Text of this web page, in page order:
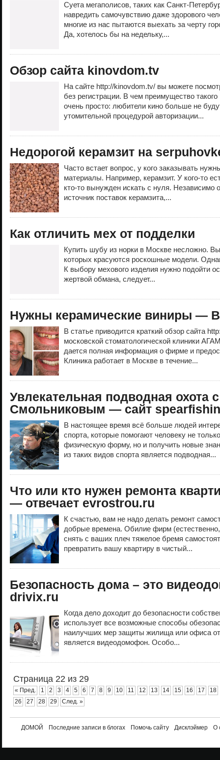
Суета мегаполисов, таких как Санкт-
навредить самочувствию даже здорового
многие из нас пытаются выехать за черту
Да, хотелось бы на недельку,...
Обзор сайта kinovdom.tv
На сайте http://kinovdom.tv/ вы можете
без регистрации. В чем преимущество
очень просто: любители кино больше не
утомительной процедурой авторизации...
Недорогой керамзит на
Часто встает вопрос, у кого заказывать
материалы. Например, керамзит. У кого-то
кто-то вынужден искать с нуля. Независимо
источник поставок керамзита,...
Как отличить мех от подделки
Купить шубу из норки в Москве несложно.
которых красуются роскошные модели.
К выбору мехового изделия нужно подойти
жертвой обмана, следует...
Нужны керамические виниры —
В статье приводится краткий обзор сайта
московской стоматологической клиники
дается полная информация о фирме и
Клиника работает в Москве в течение...
Увлекательная подводная охота
Смольниковым — сайт
В настоящее время всё больше людей
спорта, которые помогают человеку не
физическую форму, но и получить новые
из таких видов спорта является подводная...
Что или кто нужен ремонта
— отвечает evrostrou.ru
К счастью, вам не надо делать ремонт
добрые времена. Обилие фирм
снять с ваших плеч тяжелое бремя
превратить вашу квартиру в чистый...
Безопасность дома – это
drivix.ru
Когда дело доходит до безопасности
использует все возможные способы
наилучших мер защиты жилища или офиса
является видеодомофон. Особо...
Страница 22 из 29
« Пред. 1 2 3 4 5 6 7 8 9 10 11 12 13 14 15 16 17
18
26
27 28 29 След. »
ДОМОЙ Последние записи в блогах Помочь сайту Дисклэймер О